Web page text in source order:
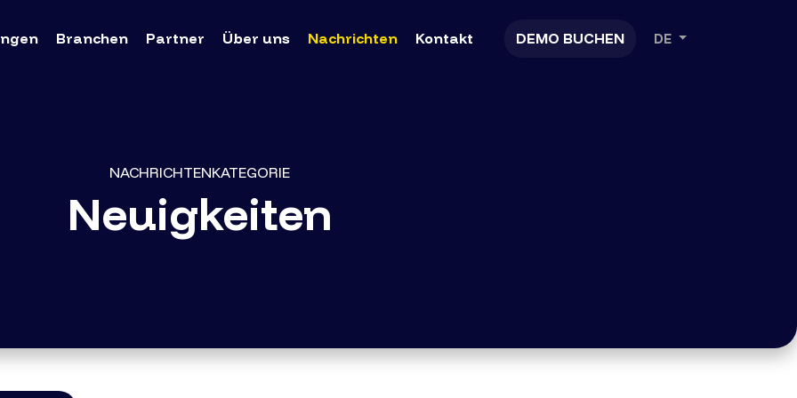
Branchen Partner Über uns Nachrichten Kontakt DEMO BUCHEN DE
NACHRICHTENKATEGORIE
Neuigkeiten